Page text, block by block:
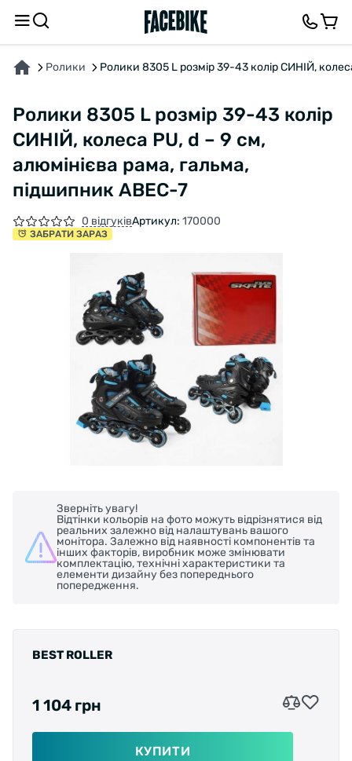
Ролики Ролики 8305 L розмір 39-43 колір СИНІЙ,
Ролики 8305 L розмір 39-43 колір
СИНІЙ, колеса PU, d – 9 см,
алюмінієва рама, гальма,
підшипник ABEC-7
0 відгуківАртикул: 170000
ЗАБРАТИ ЗАРАЗ
Зверніть увагу!
Відтінки кольорів на фото можуть відрізнятися від
реальних залежно від налаштувань вашого
монітора. Залежно від наявності компонентів та
інших факторів, виробник може змінювати
комплектацію, технічні характеристики та
елементи дизайну без попереднього
попередження.
BEST ROLLER
1 104 грн
КУПИТИ
ПРО ТОВАР ХАРАКТЕРИСТИКИОПИС ВІДГУКИ ТА ЗАПИТАННЯ